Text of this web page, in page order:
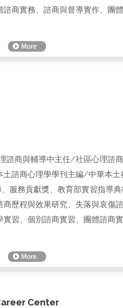
商實務、諮商與督導實作、團
諮商與輔導中主任/社區心理諮
諮商心理學學刊主編/中華本土
服務貢獻獎、教育部實習指導
歷程與效果研究、失落與哀傷
習、個別諮商實習、團體諮商
Center